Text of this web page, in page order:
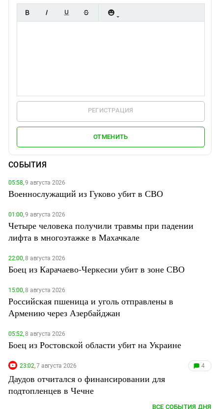
РЕГИСТРАЦИЯ
ОТМЕНИТЬ
СОБЫТИЯ
05:58,9 августа 2026
Военнослужащий из Гуково убит в СВО
01:00,9 августа 2026
Четыре человека получили травмы при падении
лифта в многоэтажке в Махачкале
22:00,8 августа 2026
Боец из Карачаево-Черкесии убит в зоне СВО
15:00,8 августа 2026
Российская пшеница и уголь отправлены в
Армению через Азербайджан
05:52,8 августа 2026
Боец из Ростовской области убит на Украине
23:02,7 августа 2026 4
Даудов отчитался о финансировании для
подтопленцев в Чечне
ВСЕ СОБЫТИЯ ДНЯ